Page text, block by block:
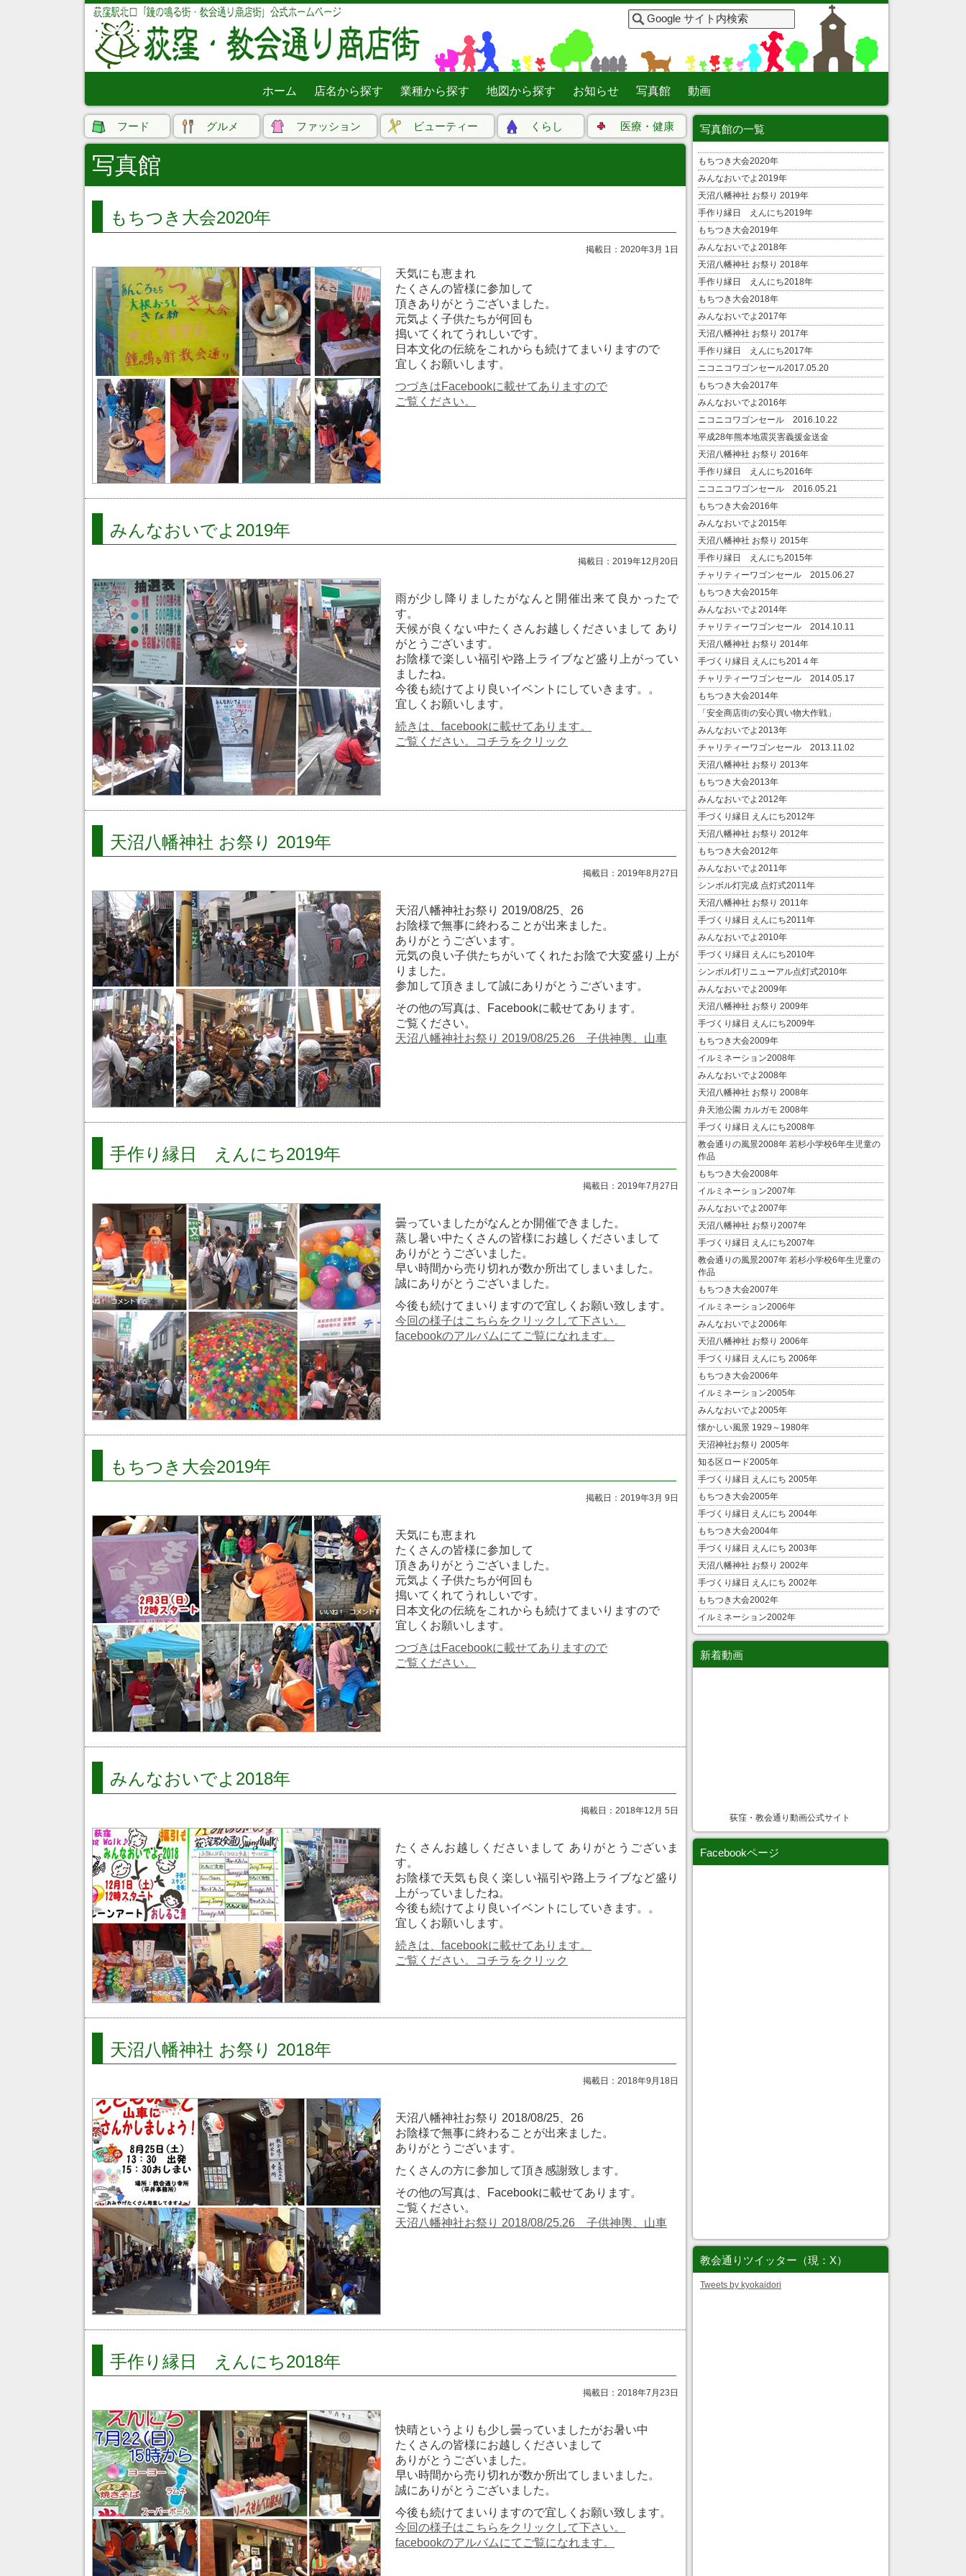
ホーム 店名から探す 業種から探す 地図から探す お知らせ 写真館 動画
フード グルメ ファッション ビューティー くらし 医療・健康
写真館
もちつき大会2020年
掲載日：2020年3月 1日
天気にも恵まれ
たくさんの皆様に参加して
頂きありがとうございました。
元気よく子供たちが何回も
搗いてくれてうれしいです。
日本文化の伝統をこれからも続けてまいりますので
宜しくお願いします。
つづきはFacebookに載せてありますので
ご覧ください。
みんなおいでよ2019年
掲載日：2019年12月20日
雨が少し降りましたがなんと開催出来て良かったで
す。
天候が良くない中たくさんお越しくださいまして あり
がとうございます。
お陰様で楽しい福引や路上ライブなど盛り上がってい
ましたね。
今後も続けてより良いイベントにしていきます。。
宜しくお願いします。
続きは、facebookに載せてあります。
ご覧ください。コチラをクリック
天沼八幡神社 お祭り 2019年
掲載日：2019年8月27日
天沼八幡神社お祭り 2019/08/25、26
お陰様で無事に終わることが出来ました。
ありがとうございます。
元気の良い子供たちがいてくれたお陰で大変盛り上が
りました。
参加して頂きまして誠にありがとうございます。
その他の写真は、Facebookに載せてあります。
ご覧ください。
天沼八幡神社お祭り 2019/08/25.26 子供神輿、山車
手作り縁日 えんにち2019年
掲載日：2019年7月27日
曇っていましたがなんとか開催できました。
蒸し暑い中たくさんの皆様にお越しくださいまして
ありがとうございました。
早い時間から売り切れが数か所出てしまいました。
誠にありがとうございました。
今後も続けてまいりますので宜しくお願い致します。
今回の様子はこちらをクリックして下さい。
facebookのアルバムにてご覧になれます。
もちつき大会2019年
掲載日：2019年3月 9日
天気にも恵まれ
たくさんの皆様に参加して
頂きありがとうございました。
元気よく子供たちが何回も
搗いてくれてうれしいです。
日本文化の伝統をこれからも続けてまいりますので
宜しくお願いします。
つづきはFacebookに載せてありますので
ご覧ください。
みんなおいでよ2018年
掲載日：2018年12月 5日
たくさんお越しくださいまして ありがとうございま
す。
お陰様で天気も良く楽しい福引や路上ライブなど盛り
上がっていましたね。
今後も続けてより良いイベントにしていきます。。
宜しくお願いします。
続きは、facebookに載せてあります。
ご覧ください。コチラをクリック
天沼八幡神社 お祭り 2018年
掲載日：2018年9月18日
天沼八幡神社お祭り 2018/08/25、26
お陰様で無事に終わることが出来ました。
ありがとうございます。
たくさんの方に参加して頂き感謝致します。
その他の写真は、Facebookに載せてあります。
ご覧ください。
天沼八幡神社お祭り 2018/08/25.26 子供神輿、山車
手作り縁日 えんにち2018年
掲載日：2018年7月23日
快晴というよりも少し曇っていましたがお暑い中
たくさんの皆様にお越しくださいまして
ありがとうございました。
早い時間から売り切れが数か所出てしまいました。
誠にありがとうございました。
今後も続けてまいりますので宜しくお願い致します。
今回の様子はこちらをクリックして下さい。
facebookのアルバムにてご覧になれます。
写真館の一覧
もちつき大会2020年
みんなおいでよ2019年
天沼八幡神社 お祭り 2019年
手作り縁日 えんにち2019年
もちつき大会2019年
みんなおいでよ2018年
天沼八幡神社 お祭り 2018年
手作り縁日 えんにち2018年
もちつき大会2018年
みんなおいでよ2017年
天沼八幡神社 お祭り 2017年
手作り縁日 えんにち2017年
ニコニコワゴンセール2017.05.20
もちつき大会2017年
みんなおいでよ2016年
ニコニコワゴンセール 2016.10.22
平成28年熊本地震災害義援金送金
天沼八幡神社 お祭り 2016年
手作り縁日 えんにち2016年
ニコニコワゴンセール 2016.05.21
もちつき大会2016年
みんなおいでよ2015年
天沼八幡神社 お祭り 2015年
手作り縁日 えんにち2015年
チャリティーワゴンセール 2015.06.27
もちつき大会2015年
みんなおいでよ2014年
チャリティーワゴンセール 2014.10.11
天沼八幡神社 お祭り 2014年
手づくり縁日 えんにち201４年
チャリティーワゴンセール 2014.05.17
もちつき大会2014年
「安全商店街の安心買い物大作戦」
みんなおいでよ2013年
チャリティーワゴンセール 2013.11.02
天沼八幡神社 お祭り 2013年
もちつき大会2013年
みんなおいでよ2012年
手づくり縁日 えんにち2012年
天沼八幡神社 お祭り 2012年
もちつき大会2012年
みんなおいでよ2011年
シンボル灯完成 点灯式2011年
天沼八幡神社 お祭り 2011年
手づくり縁日 えんにち2011年
みんなおいでよ2010年
手づくり縁日 えんにち2010年
シンボル灯リニューアル点灯式2010年
みんなおいでよ2009年
天沼八幡神社 お祭り 2009年
手づくり縁日 えんにち2009年
もちつき大会2009年
イルミネーション2008年
みんなおいでよ2008年
天沼八幡神社 お祭り 2008年
弁天池公園 カルガモ 2008年
手づくり縁日 えんにち2008年
教会通りの風景2008年 若杉小学校6年生児童の
作品
もちつき大会2008年
イルミネーション2007年
みんなおいでよ2007年
天沼八幡神社 お祭り2007年
手づくり縁日 えんにち2007年
教会通りの風景2007年 若杉小学校6年生児童の
作品
もちつき大会2007年
イルミネーション2006年
みんなおいでよ2006年
天沼八幡神社 お祭り 2006年
手づくり縁日 えんにち 2006年
もちつき大会2006年
イルミネーション2005年
みんなおいでよ2005年
懐かしい風景 1929～1980年
天沼神社お祭り 2005年
知る区ロード2005年
手づくり縁日 えんにち 2005年
もちつき大会2005年
手づくり縁日 えんにち 2004年
もちつき大会2004年
手づくり縁日 えんにち 2003年
天沼八幡神社 お祭り 2002年
手づくり縁日 えんにち 2002年
もちつき大会2002年
イルミネーション2002年
新着動画
荻窪・教会通り動画公式サイト
Facebookページ
教会通りツイッター（現：X）
Tweets by kyokaidori